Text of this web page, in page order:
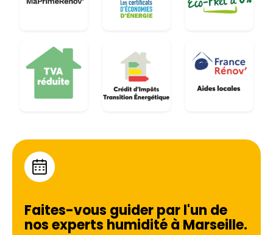
Faites-vous guider par l'un de
nos experts humidité à Marseille.